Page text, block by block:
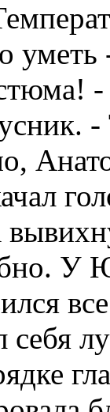
уметь
У
себя